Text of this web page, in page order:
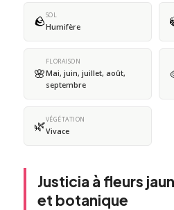
🪨SOL
Humifère
🌸
FLORAISON
Mai, juin, juillet, août,
septembre
🌿VÉGÉTATION
Vivace
Justicia à fleurs
et botanique